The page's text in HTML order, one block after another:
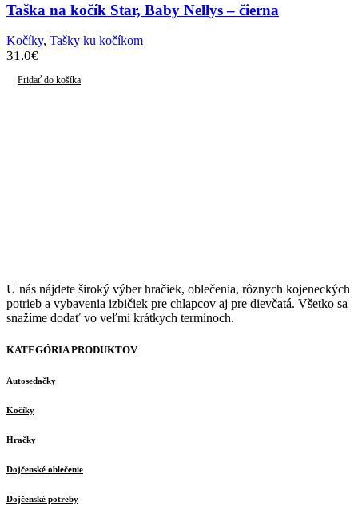
Taška na kočík Star, Baby Nellys – čierna
Kočíky, Tašky ku kočíkom
31.0€
Pridať do košíka
U nás nájdete široký výber hračiek, oblečenia, rôznych kojeneckých
potrieb a vybavenia izbičiek pre chlapcov aj pre dievčatá. Všetko sa
snažíme dodať vo veľmi krátkych termínoch.
KATEGÓRIA PRODUKTOV
Autosedačky
Kočíky
Hračky
Dojčenské oblečenie
Dojčenské potreby